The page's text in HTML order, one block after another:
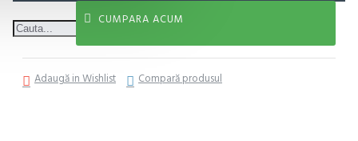
CUMPARA ACUM
Adaugă in Wishlist Compară produsul